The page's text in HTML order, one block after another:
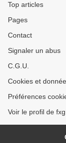
Top articles
Pages
Contact
Signaler un abus
C.G.U.
Cookies et
Préférences
Voir le profil de